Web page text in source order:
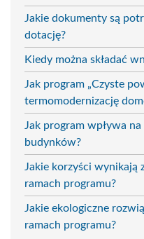
Jakie dokumenty są
dotację?
Kiedy można składać
Jak program „Czyste
termomodernizację
Jak program wpływa
budynków?
Jakie korzyści wynikają
ramach programu?
Jakie ekologiczne
ramach programu?